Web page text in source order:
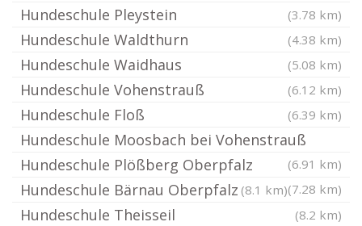
Hundeschule Pleystein (3.78 km)
Hundeschule Waldthurn (4.38 km)
Hundeschule Waidhaus (5.08 km)
Hundeschule Vohenstrauß (6.12 km)
Hundeschule Floß (6.39 km)
Hundeschule Moosbach bei Vohenstrauß
(6.91 km)
Hundeschule Plößberg Oberpfalz
(7.28 km)
Hundeschule Bärnau Oberpfalz (8.1 km)
Hundeschule Theisseil (8.2 km)